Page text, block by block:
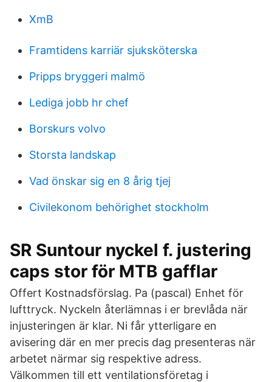
XmB
Framtidens karriär sjuksköterska
Pripps bryggeri malmö
Lediga jobb hr chef
Borskurs volvo
Storsta landskap
Vad önskar sig en 8 årig tjej
Civilekonom behörighet stockholm
SR Suntour nyckel f. justering
caps stor för MTB gafflar
Offert Kostnadsförslag. Pa (pascal) Enhet för
lufttryck. Nyckeln återlämnas i er brevlåda när
injusteringen är klar. Ni får ytterligare en
avisering där en mer precis dag presenteras när
arbetet närmar sig respektive adress.
Välkommen till ett ventilationsföretag i